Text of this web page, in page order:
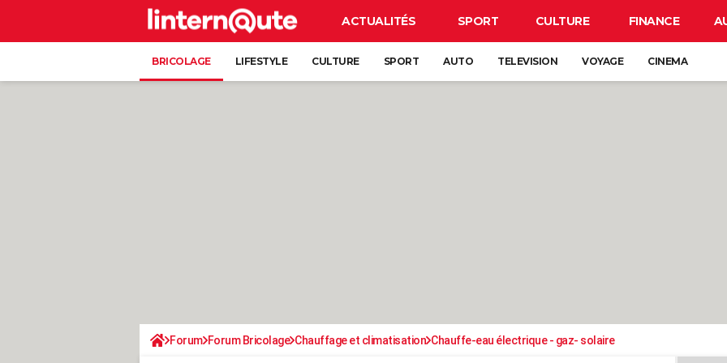
ACTUALITÉS SPORT CULTURE FINANCE
BRICOLAGE LIFESTYLE CULTURE SPORT AUTO TELEVISION VOYAGE CINEMA
Forum Forum Bricolage Chauffage et climatisation Chauffe-eau électrique - gaz- solaire